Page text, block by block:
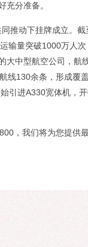
充分准备。
动下挂牌成立。截
量突破1000万人次
中型航空公司，航
线130余条，形成覆
引进A330宽体机，
，我们将为您提供最